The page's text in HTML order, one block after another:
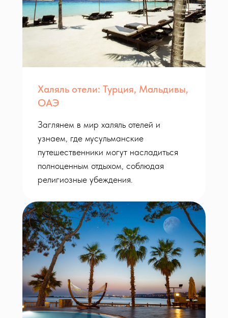
Халяль отели: Турция, Мальдивы,
ОАЭ
Заглянем в мир халяль отелей и
узнаем, где мусульманские
путешественники могут насладиться
полноценным отдыхом, соблюдая
религиозные убеждения.